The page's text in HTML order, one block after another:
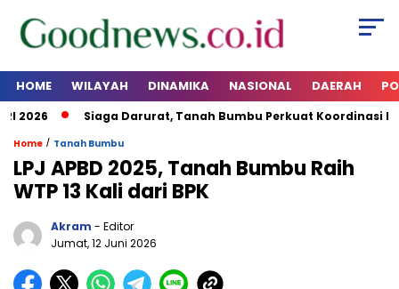
HOME WILAYAH DINAMIKA NASIONAL DAERAH
Siaga Darurat, Tanah Bumbu Perkuat Koordinasi
Home / Tanah Bumbu
LPJ APBD 2025, Tanah Bumbu Raih
WTP 13 Kali dari BPK
Akram - Editor
Jumat, 12 Juni 2026